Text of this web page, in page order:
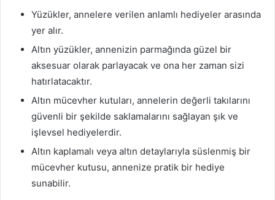
Yüzükler, annelere verilen anlamlı hediyeler arasında
yer alır.
Altın yüzükler, annenizin parmağında güzel bir
aksesuar olarak parlayacak ve ona her zaman sizi
hatırlatacaktır.
Altın mücevher kutuları, annelerin değerli takılarını
güvenli bir şekilde saklamalarını sağlayan şık ve
işlevsel hediyelerdir.
Altın kaplamalı veya altın detaylarıyla süslenmiş bir
mücevher kutusu, annenize pratik bir hediye
sunabilir.